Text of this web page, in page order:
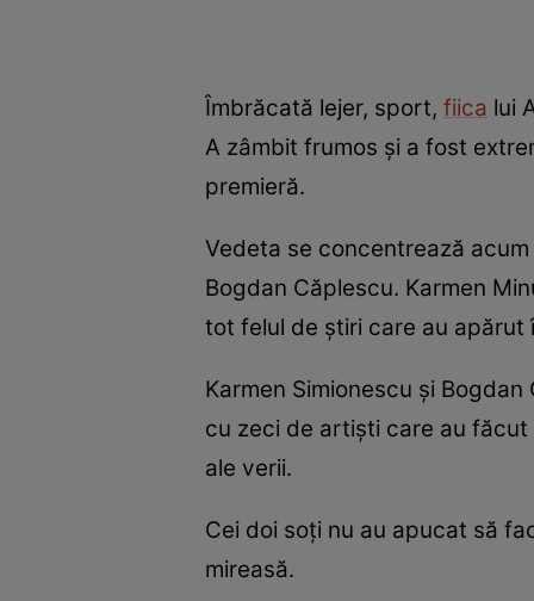
Îmbrăcată lejer, sport, fiica lui
A zâmbit frumos și a fost
premieră.
Vedeta se concentrează
Bogdan Căplescu. Karmen
tot felul de știri care au
Karmen Simionescu și
cu zeci de artiști care au
ale verii.
Cei doi soți nu au apucat să
mireasă.